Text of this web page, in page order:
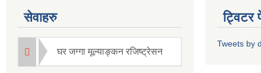
सेवाहरु
घर जग्गा मूल्याङ्कन रजिष्ट्रेसन
ट्विटर
Tweets by